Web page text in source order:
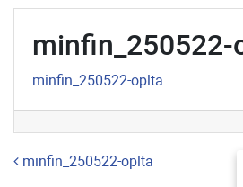
minfin_250522-
minfin_250522-oplta
Навигация по
minfin_250522-oplta